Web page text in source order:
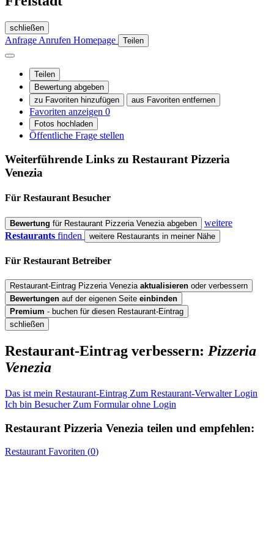
schließen
Anfrage Anrufen Homepage Teilen
Teilen
Bewertung abgeben
zu Favoriten hinzufügen
aus Favoriten entfernen
Favoriten anzeigen 0
Fotos hochladen
Öffentliche Frage stellen
Weiterführende Links zu Restaurant Pizzeria
Venezia
Für Restaurant Besucher
Bewertung für Restaurant Pizzeria Venezia abgeben
weitere
Restaurants finden weitere Restaurants in meiner Nähe
Für Restaurant Betreiber
Restaurant-Eintrag Pizzeria Venezia aktualisieren oder verbessern
Bewertungen auf der eigenen Seite einbinden
Premium - buchen für diesen Restaurant-Eintrag
schließen
Restaurant-Eintrag verbessern: Pizzeria
Venezia
Das ist mein Restaurant-Eintrag Zum Restaurant-Verwalter Login
Ich bin Besucher Zum Formular ohne Login
Restaurant Pizzeria Venezia teilen und empfehlen:
Restaurant Favoriten (0)